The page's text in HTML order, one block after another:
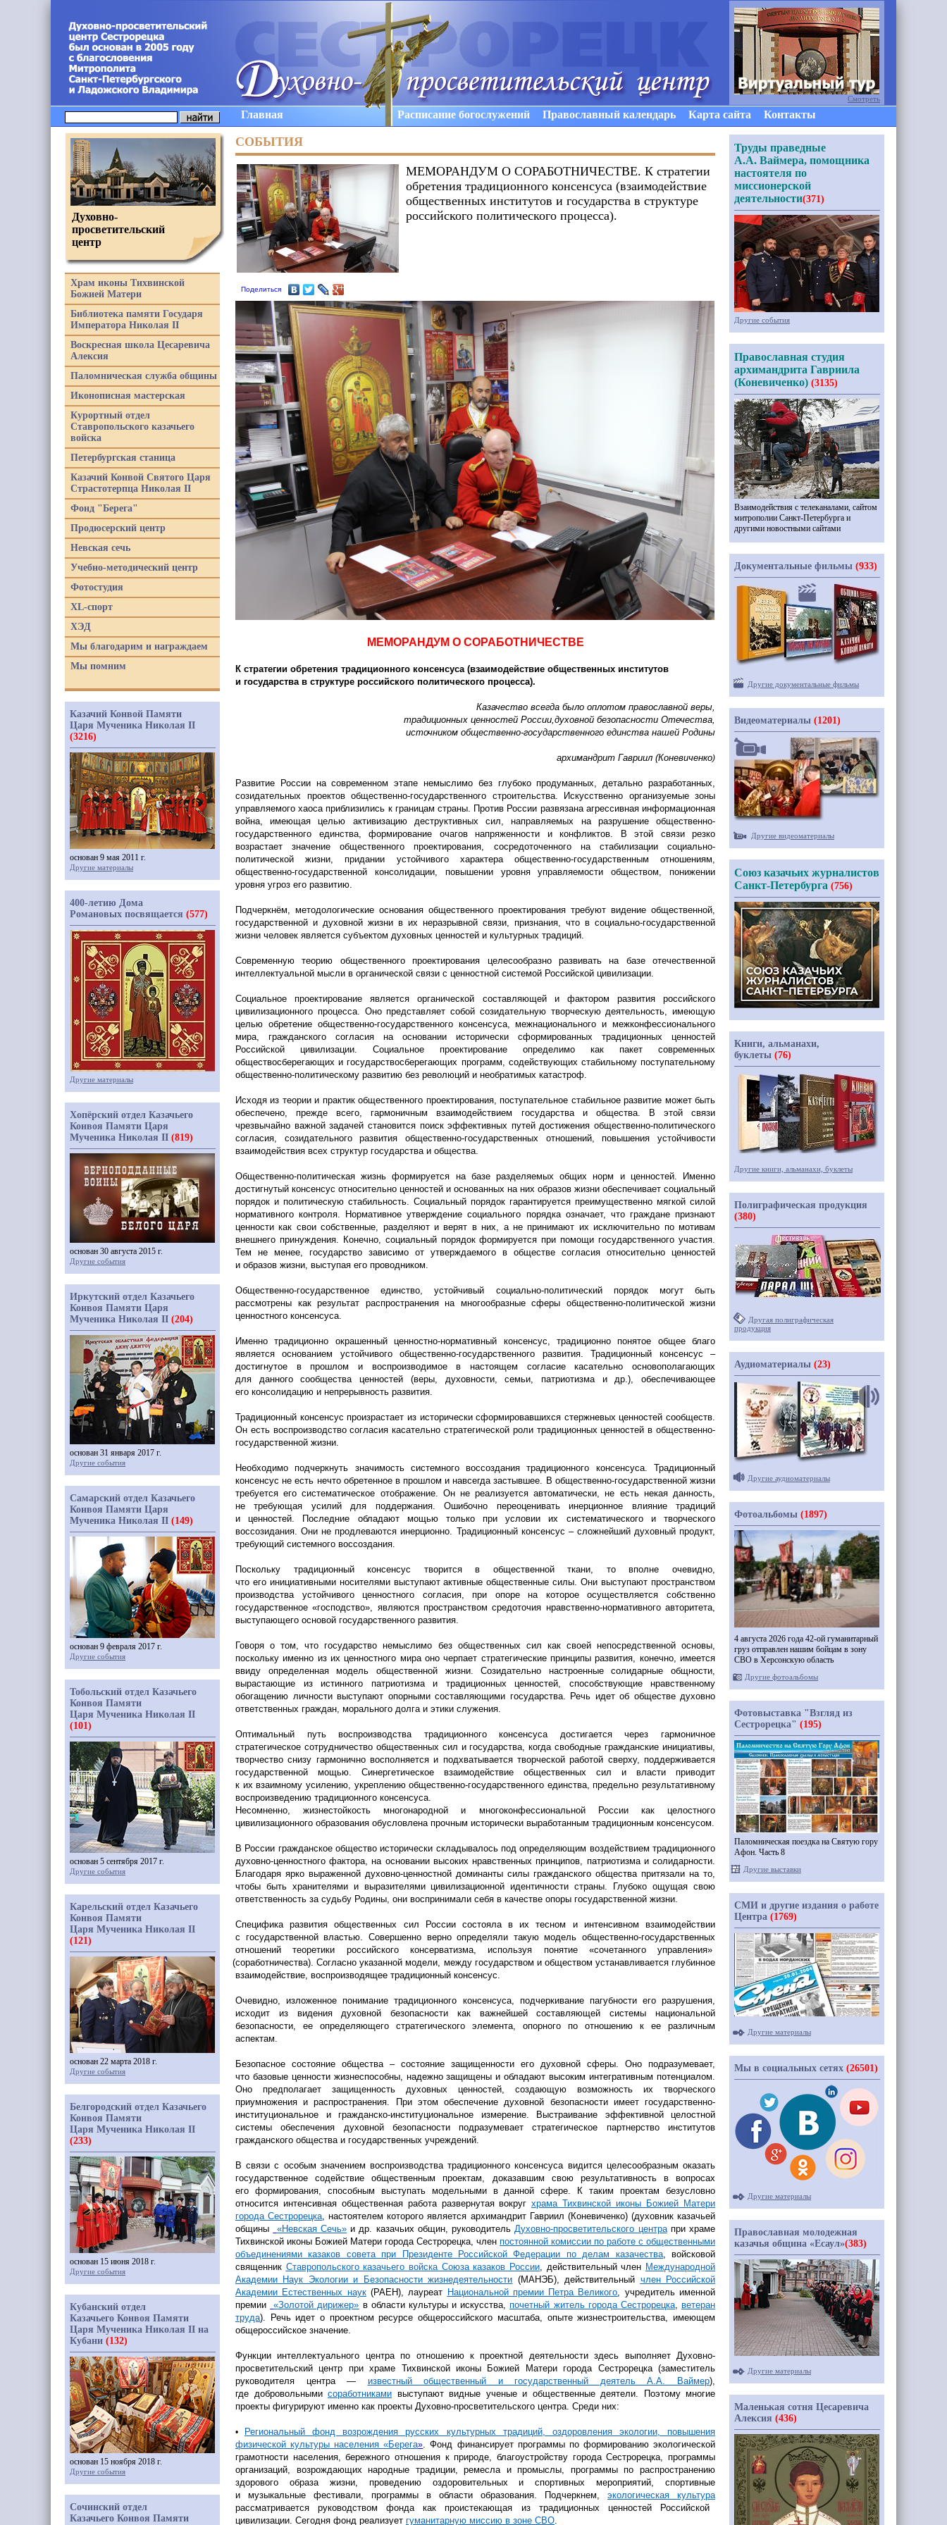
Главная Расписание богослужений Православный календарь Карта сайта Контакты
СОБЫТИЯ
Поделиться
МЕМОРАНДУМ О СОРАБОТНИЧЕСТВЕ. К стратегии
обретения традиционного консенсуса (взаимодействие
общественных институтов и государства в структуре
российского политического процесса).
МЕМОРАНДУМ О СОРАБОТНИЧЕСТВЕ
К стратегии обретения традиционного консенсуса (взаимодействие общественных институтов
и государства в структуре российского политического процесса).
Казачество всегда было оплотом православной веры,
традиционных ценностей России,духовной безопасности Отечества,
источником общественно-государственного единства нашей Родины
архимандрит Гавриил (Коневиченко)
Развитие России на современном этапе немыслимо без глубоко продуманных, детально разработанных,
созидательных проектов общественно-государственного строительства. Искусственно организуемые зоны
управляемого хаоса приблизились к границам страны. Против России развязана агрессивная информационная
война, имеющая целью активизацию деструктивных сил, направляемых на разрушение общественно-
государственного единства, формирование очагов напряженности и конфликтов. В этой связи резко
возрастает значение общественного проектирования, сосредоточенного на стабилизации социально-
политической жизни, придании устойчивого характера общественно-государственным отношениям,
общественно-государственной консолидации, повышении уровня управляемости обществом, понижении
уровня угроз его развитию.
Подчеркнём, методологические основания общественного проектирования требуют видение общественной,
государственной и духовной жизни в их неразрывной связи, признания, что в социально-государственной
жизни человек является субъектом духовных ценностей и культурных традиций.
Современную теорию общественного проектирования целесообразно развивать на базе отечественной
интеллектуальной мысли в органической связи с ценностной системой Российской цивилизации.
Социальное проектирование является органической составляющей и фактором развития российского
цивилизационного процесса. Оно представляет собой созидательную творческую деятельность, имеющую
целью обретение общественно-государственного консенсуса, межнационального и межконфессионального
мира, гражданского согласия на основании исторически сформированных традиционных ценностей
Российской цивилизации. Социальное проектирование определимо как пакет современных
обществосберегающих и государствосберегающих программ, содействующих стабильному поступательному
общественно-политическому развитию без революций и необратимых катастроф.
Исходя из теории и практик общественного проектирования, поступательное стабильное развитие может быть
обеспечено, прежде всего, гармоничным взаимодействием государства и общества. В этой связи
чрезвычайно важной задачей становится поиск эффективных путей достижения общественно-политического
согласия, созидательного развития общественно-государственных отношений, повышения устойчивости
взаимодействия всех структур государства и общества.
Общественно-политическая жизнь формируется на базе разделяемых общих норм и ценностей. Именно
достигнутый консенсус относительно ценностей и основанных на них образов жизни обеспечивает социальный
порядок и политическую стабильность. Социальный порядок гарантируется преимущественно мягкой силой
нормативного контроля. Нормативное утверждение социального порядка означает, что граждане признают
ценности как свои собственные, разделяют и верят в них, а не принимают их исключительно по мотивам
внешнего принуждения. Конечно, социальный порядок формируется при помощи государственного участия.
Тем не менее, государство зависимо от утверждаемого в обществе согласия относительно ценностей
и образов жизни, выступая его проводником.
Общественно-государственное единство, устойчивый социально-политический порядок могут быть
рассмотрены как результат распространения на многообразные сферы общественно-политической жизни
ценностного консенсуса.
Именно традиционно окрашенный ценностно-нормативный консенсус, традиционно понятое общее благо
является основанием устойчивого общественно-государственного развития. Традиционный консенсус –
достигнутое в прошлом и воспроизводимое в настоящем согласие касательно основополагающих
для данного сообщества ценностей
(веры, духовности, семьи, патриотизма и др.), обеспечивающее
его консолидацию и непрерывность развития.
Традиционный консенсус произрастает из исторически сформировавшихся стержневых ценностей сообществ.
Он есть воспроизводство согласия касательно стратегической роли традиционных ценностей в общественно-
государственной жизни.
Необходимо подчеркнуть значимость системного воссоздания традиционного консенсуса. Традиционный
консенсус не есть нечто обретенное в прошлом и навсегда застывшее. В общественно-государственной жизни
требуется его систематическое отображение. Он не реализуется автоматически, не есть некая данность,
не требующая усилий для поддержания. Ошибочно переоценивать инерционное влияние традиций
и ценностей. Последние обладают мощью только при условии их систематического и творческого
воссозидания. Они не продлеваются инерционно. Традиционный консенсус – сложнейший духовный продукт,
требующий системного воссоздания.
Поскольку традиционный консенсус творится в общественной ткани, то вполне очевидно,
что его инициативными носителями выступают активные общественные силы. Они выступают пространством
производства устойчивого ценностного согласия, при опоре на которое осуществляется собственно
государственное «господство», являются пространством средоточия нравственно-нормативного авторитета,
выступающего основой государственного развития.
Говоря о том, что государство немыслимо без общественных сил как своей непосредственной основы,
поскольку именно из их ценностного мира оно черпает стратегические принципы развития, конечно, имеется
ввиду определенная модель общественной жизни. Созидательно настроенные солидарные общности,
вырастающие из истинного патриотизма и традиционных ценностей, способствующие нравственному
обогащению личности выступают опор​ными составляющими государства. Речь идет об обществе духовно
ответственных граждан, морального долга и этики служения.
Оптимальный путь воспроизводства традиционного консенсуса достигается через гармоничное
стратегическое сотрудничество общественных сил и государства, когда свободные гражданские инициативы,
творчество снизу гармонично восполняется и подхватывается творческой работой сверху, поддерживается
государственной мощью. Синергетическое взаимодействие общественных сил и власти приводит
к их взаимному усилению, укреплению общественно-государственного единства, предельно результативному
воспроизведению традиционного консенсуса.
Несомненно, жизнестойкость многонародной и многоконфессиональной России как целостного
цивилизационного образования обусловлена прочным исторически выработанным традиционным консенсусом.
В России гражданское общество исторически складывалось под определяющим воздействием традиционного
духовно-ценностного фактора, на основании высоких нравственных принципов, патриотизма и солидарности.
Благодаря ярко выраженной духовно-ценностной доминанты силы гражданского общества притязали на то,
чтобы быть хранителями и выразителями цивилизационной идентичности страны. Глубоко ощущая свою
ответственность за судьбу Родины, они воспринимали себя в качестве опоры государственной жизни.
Специфика развития общественных сил России состояла в их тесном и интенсивном взаимодействии
с государственной властью. Совершенно верно определяли такую модель общественно-государственных
отношений теоретики российского консерватизма, используя понятие
«сочетанногоуправления»
(соработничества). Согласно указанной модели, между государством и обществом устанавливается глубинное
взаимодействие, воспроизводящее традиционный консенсус.
Очевидно, изложенное понимание традиционного консенсуса, подчеркивание пагубности его разрушения,
исходит из видения духовной безопасности как важнейшей составляющей системы национальной
безопасности, ее определяющего стратегического элемента, опорного по отношению к ее различным
аспектам.
Безопасное состояние общества – состояние защищенности его духовной сферы. Оно подразумевает,
что базовые ценности жизнеспособны, надежно защищены и обладают высоким интегративным потенциалом.
Оно предполагает защищенность духовных ценностей, создающую возможность их творческого
приумножения и распространения. При этом обеспечение духовной безопасности имеет государственно-
институциональное и гражданско-институциональное измерение. Выстраивание эффективной целостной
системы обеспечения духовной безопасности подразумевает стратегическое партнерство институтов
гражданского общества и государственных учреждений.
В связи с особым значением воспроизводства традиционного консенсуса видится целесообразным оказать
государственное содействие общественным проектам, доказавшим свою результативность в вопросах
его формирования, способным выступать модельными в данной сфере. К таким проектам безусловно
относится интенсивная общественная работа развернутая вокругхрама Тихвинской иконы Божией Матери
города Сестрорецка, настоятелем которого является архимандрит Гавриил (Коневиченко) (духовникказачьей
общины
«НевскаяСечь»и др. казачьих общин, руководительДуховно-просветительского центрапри храме
Тихвинской иконы Божией Матери города Сестрорецка, член постоянной комиссии по работе с общественными
объединениями казаков совета при Президенте Российской Федерации по делам казачества, войсковой
священник Ставропольского казачьего войска Союза казаков России, действительный член Международной
Академии Наук Экологии и Безопасности жизнедеятельности (МАНЭБ), действительный член Российской
Академии Естественных наук (РАЕН), лауреат Национальной премии Петра Великого, учредитель именной
премии
«Золотой дирижер» в области культуры и искусства,почетный житель города Сестрорецка,ветеран
труда). Речь идет о проектном ресурсе общероссийского масштаба, опыте жизнестроительства, имеющем
общероссийское значение.
Функции интеллектуального центра по отношению к проектной деятельности здесь выполняет Духовно-
просветительский центр при храме Тихвинской иконы Божией Матери города Сестрорецка (заместитель
руководителя центра — известный общественный и государственный деятель А.А. Ваймер),
где добровольными соработниками выступают видные ученые и общественные деятели. Поэтому многие
проекты фигурируют именно как проекты Духовно-просветительского центра. Среди них:
•
Региональный фонд возрождения русских культурных традиций, оздоровления экологии, повышения
физической культуры населения «Берега». Фонд финансирует программы по формированию экологической
грамотности населения, бережного отношения к природе, благоустройству города Сестрорецка, программы
организаций, возрождающих народные традиции, ремесла и промыслы, программы по распространению
здорового образа жизни, проведению оздоровительных и спортивных мероприятий, спортивные
и музыкальные фестивали, программы в области образования. Подчеркнем, экологическая культура
рассматривается руководством фонда как проистекающая из традиционных ценностей Российской
цивилизации. Сегодня фонд реализует гуманитарную миссию в зоне СВО.
Духовно-
просветительский
центр
Храм иконы Тихвинской
Божией Матери
Библиотека памяти Государя
Императора Николая II
Воскресная школа Цесаревича
Алексия
Паломническая служба общины
Иконописная мастерская
Курортный отдел
Ставропольского казачьего
войска
Петербургская станица
Казачий Конвой Святого Царя
Страстотерпца Николая II
Фонд "Берега"
Продюсерский центр
Невская сечь
Учебно-методический центр
Фотостудия
XL-спорт
ХЭД
Мы благодарим и награждаем
Мы помним
Казачий Конвой Памяти
Царя Мученика Николая II
(3216)
основан 9 мая 2011 г.
Другие материалы
400-летию Дома
Романовых посвящается (577)
Другие материалы
Хопёрский отдел Казачьего
Конвоя Памяти Царя
Мученика Николая II (819)
основан 30 августа 2015 г.
Другие события
Иркутский отдел Казачьего
Конвоя Памяти Царя
Мученика Николая II (204)
основан 31 января 2017 г.
Другие события
Самарский отдел Казачьего
Конвоя Памяти Царя
Мученика Николая II (149)
основан 9 февраля 2017 г.
Другие события
Тобольский отдел Казачьего
Конвоя Памяти
Царя Мученика Николая II
(101)
основан 5 сентября 2017 г.
Другие события
Карельский отдел Казачьего
Конвоя Памяти
Царя Мученика Николая II
(121)
основан 22 марта 2018 г.
Другие события
Белгородский отдел Казачьего
Конвоя Памяти
Царя Мученика Николая II
(233)
основан 15 июня 2018 г.
Другие события
Кубанский отдел
Казачьего Конвоя Памяти
Царя Мученика Николая II на
Кубани (132)
основан 15 ноября 2018 г.
Другие события
Сочинский отдел
Казачьего Конвоя Памяти
Смотреть
Труды праведные
А.А. Ваймера, помощника
настоятеля по
миссионерской
деятельности(371)
Другие события
Православная студия
архимандрита Гавриила
(Коневиченко) (3135)
Взаимодействия с телеканалами, сайтом
митрополии Санкт-Петербурга и
другими новостными сайтами
Документальные фильмы (933)
Другие документальные фильмы
Видеоматериалы (1201)
Другие видеоматериалы
Союз казачьих журналистов
Санкт-Петербурга (756)
Книги, альманахи,
буклеты (76)
Другие книги, альманахи, буклеты
Полиграфическая продукция
(380)
Другая полиграфическая
продукция
Аудиоматериалы (23)
Другие аудиоматериалы
Фотоальбомы (1897)
4 августа 2026 года 42-ой гуманитарный
груз отправлен нашим бойцам в зону
СВО в Херсонскую область
Другие фотоальбомы
Фотовыставка "Взгляд из
Сестрорецка" (195)
Паломническая поездка на Святую гору
Афон. Часть 8
Другие выставки
СМИ и другие издания о работе
Центра (1769)
Другие материалы
Мы в социальных сетях (26501)
Другие материалы
Православная молодежная
казачья община «Есаул»(383)
Другие материалы
Маленькая сотня Цесаревича
Алексия (436)